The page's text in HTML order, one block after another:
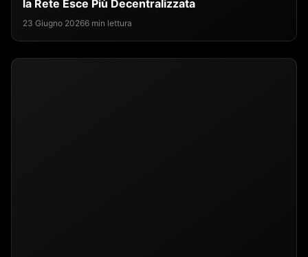
la Rete Esce Più Decentralizzata
23 Giugno 20266 min lettura